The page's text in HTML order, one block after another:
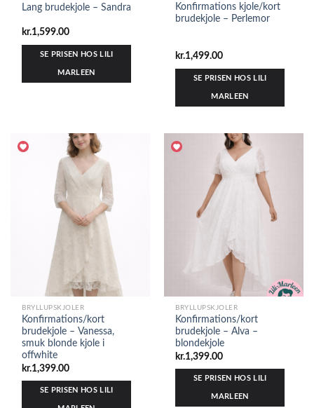
Lang brudekjole – Sandra
kr.1,599.00
SE PRISEN HOS LILI
MARLEEN
Konfirmations kjole/kort
brudekjole – Perlemor
kr.1,499.00
SE PRISEN HOS LILI
MARLEEN
BRYLLUPSKJOLER
Konfirmations/kort
brudekjole – Vanessa,
smuk blonde kjole i
offwhite
kr.1,399.00
SE PRISEN HOS LILI
BRYLLUPSKJOLER
Konfirmations/kort
brudekjole – Alva –
blondekjole
kr.1,399.00
SE PRISEN HOS LILI
MARLEEN